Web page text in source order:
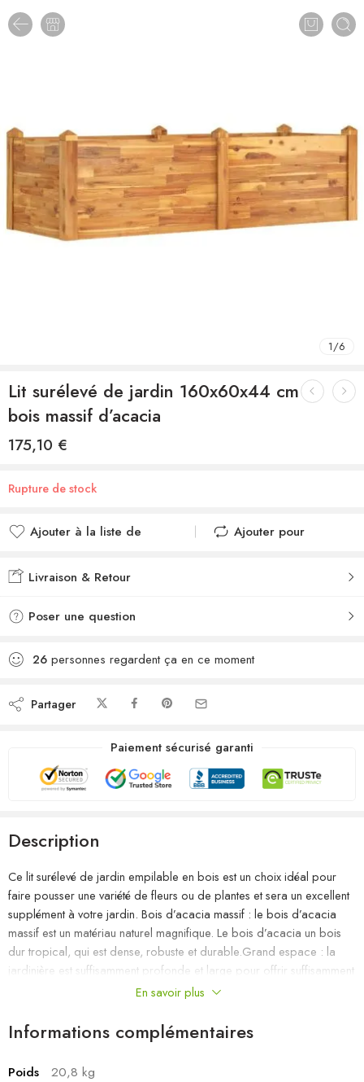
1/6
Lit surélevé de jardin 160x60x44 cm
bois massif d’acacia
175,10 €
Rupture de stock
Ajouter à la liste de
Ajouté à la liste de
Ajouter pour
Livraison & Retour
Poser une question
26 personnes regardent ça en ce moment
Partager
Paiement sécurisé garanti
Description
Ce lit surélevé de jardin empilable en bois est un choix idéal pour
faire pousser une variété de fleurs ou de plantes et sera un excellent
supplément à votre jardin. Bois d’acacia massif : le bois d’acacia
massif est un matériau naturel magnifique. Le bois d’acacia un bois
dur tropical, qui est dense, robuste et durable.Grand espace : la
jardinière est suffisamment profonde et large pour offrir suffisamment
d’espace pour vos plantes, légumes, herbes et fleurs.Design
différents choix pour créer différentes configurations de
jardinières.Fond ouvert : le fond ouvert assure un bon drainage de
l’eau et une bonne respiration des plantes.
En savoir plus
Informations complémentaires
Poids 20,8 kg